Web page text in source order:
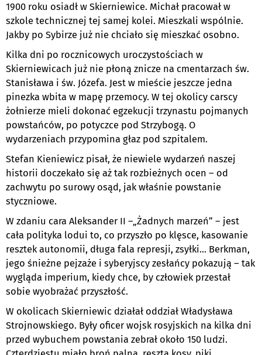
1900 roku osiadł w Skierniewice. Michał pracował w
szkole technicznej tej samej kolei. Mieszkali wspólnie.
Jakby po Sybirze już nie chciało się mieszkać osobno.
Kilka dni po rocznicowych uroczystościach w
Skierniewicach już nie płoną znicze na cmentarzach św.
Stanisława i św. Józefa. Jest w mieście jeszcze jedna
pinezka wbita w mapę przemocy. W tej okolicy carscy
żołnierze mieli dokonać egzekucji trzynastu pojmanych
powstańców, po potyczce pod Strzybogą. O
wydarzeniach przypomina głaz pod szpitalem.
Stefan Kieniewicz pisał, że niewiele wydarzeń naszej
historii doczekało się aż tak rozbieżnych ocen – od
zachwytu po surowy osąd, jak właśnie powstanie
styczniowe.
W zdaniu cara Aleksander II –„Żadnych marzeń” – jest
cała polityka lodui to, co przyszło po klęsce, kasowanie
resztek autonomii, długa fala represji, zsyłki... Berkman,
jego śnieżne pejzaże i syberyjscy zesłańcy pokazują – tak
wygląda imperium, kiedy chce, by człowiek przestał
sobie wyobrażać przyszłość.
W okolicach Skierniewic działał oddział Władysława
Strojnowskiego. Były oficer wojsk rosyjskich na kilka dni
przed wybuchem powstania zebrał około 150 ludzi.